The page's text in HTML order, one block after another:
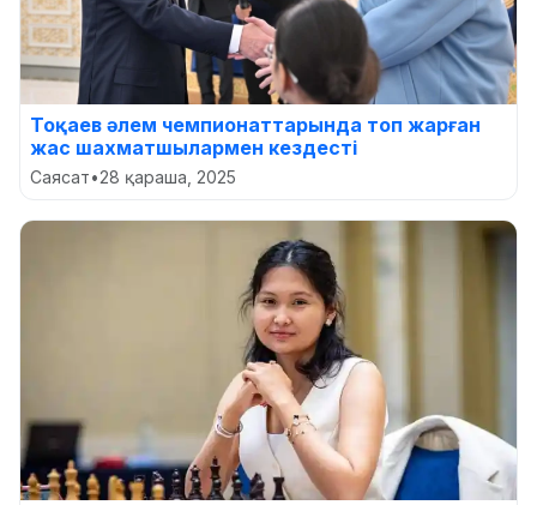
Тоқаев әлем чемпионаттарында топ жарған
жас шахматшылармен кездесті
Саясат•28 қараша, 2025